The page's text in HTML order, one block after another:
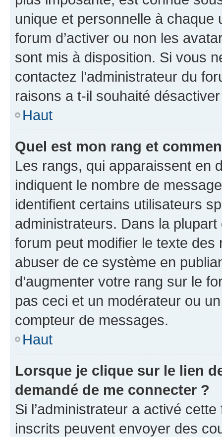
unique et personnelle à chaque
forum d’activer ou non les
sont mis à disposition. Si vous
contactez l’administrateur du
raisons a t-il souhaité
Haut
Quel est mon rang et
Les rangs, qui apparaissent en
indiquent le nombre de
identifient certains utilisateurs
administrateurs. Dans la
forum peut modifier le texte
abuser de ce système en
d’augmenter votre rang sur le
pas ceci et un modérateur ou
compteur de messages.
Haut
Lorsque je clique sur le lien
demandé de me connecter ?
Si l’administrateur a activé
inscrits peuvent envoyer des